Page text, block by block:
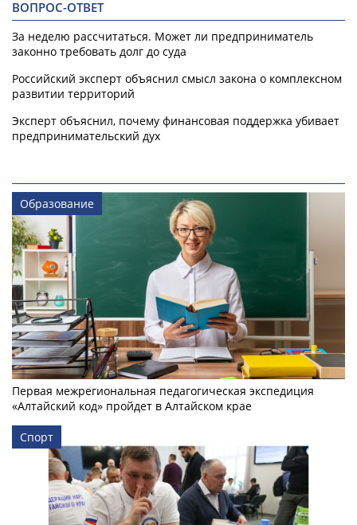
ВОПРОС-ОТВЕТ
За неделю рассчитаться. Может ли предприниматель
законно требовать долг до суда
Российский эксперт объяснил смысл закона о комплексном
развитии территорий
Эксперт объяснил, почему финансовая поддержка убивает
предпринимательский дух
Образование
Первая межрегиональная педагогическая экспедиция
«Алтайский код» пройдет в Алтайском крае
Спорт